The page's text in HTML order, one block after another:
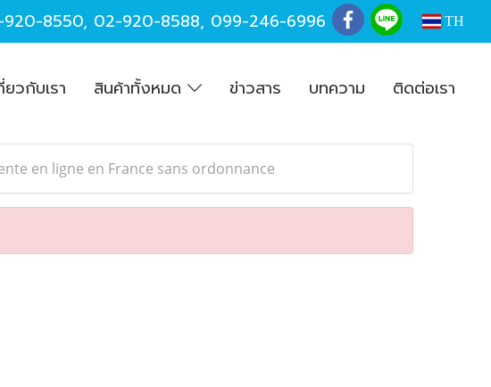
8550, 02-920-8588, 099-246-6996 TH
ยวกับเรา สินค้าทั้งหมด ข่าวสาร บทความ ติดต่อเรา
en ligne en France sans ordonnance